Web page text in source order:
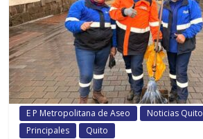
E P Metropolitana de Aseo Noticias Quito
Principales
Quito